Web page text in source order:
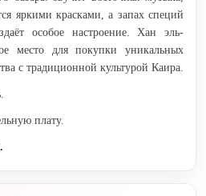
яркими красками, а запах специй
особое настроение. Хан эль-
место для покупки уникальных
с традиционной культурой Каира.
плату.